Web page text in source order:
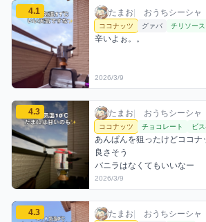
たまおのココナッツミックスを見る
4.1 たまお / おうちシーシ
たまお| おうちシーシャ
利用フレーバー
ココナッツ グァバ チリソース
コメント
辛いよぉ。。
評価
2026/3/9
たまおのココナッツミックスを見る
4.3 たまお / おうちシーシ
たまお| おうちシーシャ
利用フレーバー
ココナッツ チョコレート ビ
コメント
あんぱんを狙ったけどココナ
良さそう
バニラはなくてもいいなー
評価
2026/3/9
たまおのココナッツミックスを見る
4.3 たまお / おうちシーシ
たまお| おうちシーシャ
利用フレーバー
コメント
評価